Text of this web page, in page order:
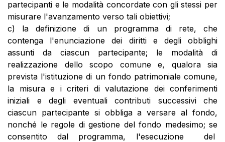
partecipanti e le modalità concordate con gli stessi per
misurare l'avanzamento verso tali obiettivi;
c) la definizione di un programma di rete, che
contenga l'enunciazione dei diritti e degli obblighi
assunti da ciascun partecipante; le modalità di
realizzazione dello scopo comune e, qualora sia
prevista l'istituzione di un fondo patrimoniale comune,
la misura e i criteri di valutazione dei conferimenti
iniziali e degli eventuali contributi successivi che
ciascun partecipante si obbliga a versare al fondo,
nonché le regole di gestione del fondo medesimo; se
consentito dal programma, l'esecuzione del